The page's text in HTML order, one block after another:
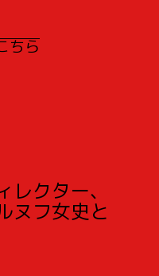
ちら
レクター、
ヌフ女史と